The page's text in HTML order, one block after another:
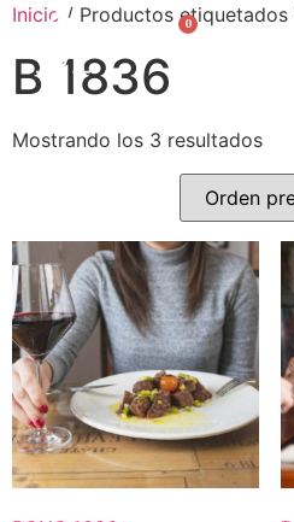
0
Inicio / Productos etiquetados
B 1836
Mostrando los 3 resultados